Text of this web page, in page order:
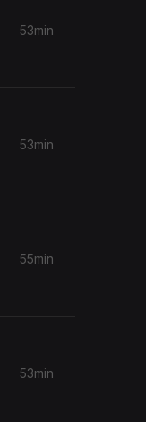
53min
53min
55min
53min